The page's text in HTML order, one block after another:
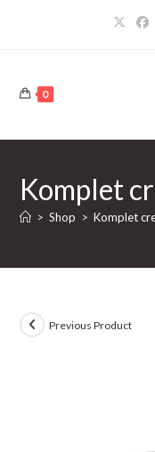
0
Komplet
> Shop > Komplet
Previous Product